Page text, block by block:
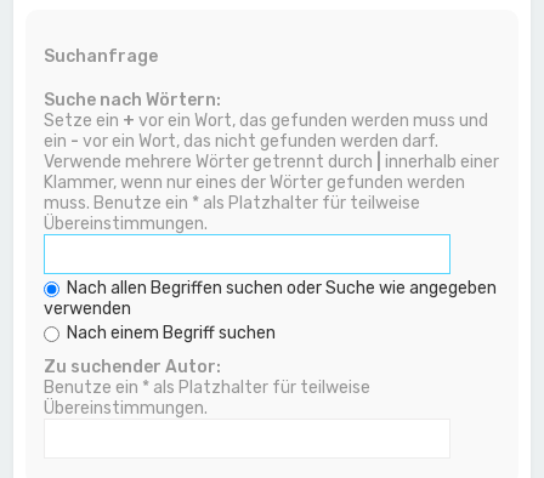
Suchanfrage
Suche nach Wörtern:
Setze ein + vor ein Wort, das gefunden werden muss und
ein - vor ein Wort, das nicht gefunden werden darf.
Verwende mehrere Wörter getrennt durch
innerhalb einer
Klammer, wenn nur eines der Wörter gefunden werden
muss. Benutze ein * als Platzhalter für teilweise
Übereinstimmungen.
Nach allen Begriffen suchen oder Suche wie angegeben
verwenden
Nach einem Begriff suchen
Zu suchender Autor:
Benutze ein * als Platzhalter für teilweise
Übereinstimmungen.